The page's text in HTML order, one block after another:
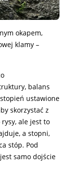
okapem,
klamy –
balans
ustawione
skorzystać z
ale jest to
a stopni,
stóp. Pod
samo dojście